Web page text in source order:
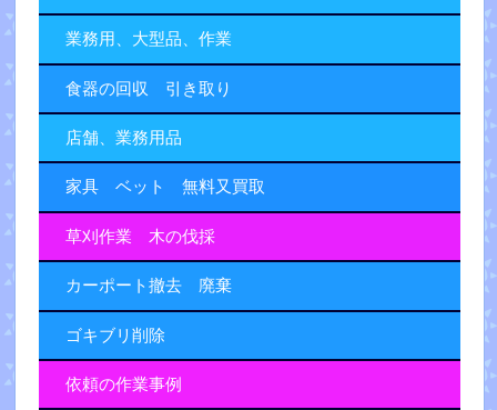
業務用、大型品、作業
食器の回収 引き取り
店舗、業務用品
家具 ベット 無料又買取
草刈作業 木の伐採
カーポート撤去 廃棄
ゴキブリ削除
依頼の作業事例